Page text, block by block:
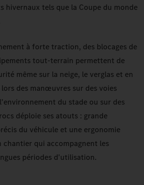
hivernaux tels que la Coupe du monde
à forte traction, des blocages de
tout‑terrain permettent de
même sur la neige, le verglas et en
des manœuvres sur des voies
du stade ou sur des
déploie ses atouts : grande
du véhicule et une ergonomie
chantier qui accompagnent les
périodes d'utilisation.